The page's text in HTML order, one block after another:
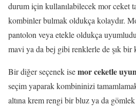
durum için kullanılabilecek mor ceket
kombinler bulmak oldukça kolaydır.
pantolon veya etekle oldukça
mavi ya da bej gibi renklerle de şık
Bir diğer seçenek isemor ceketle
seçim yaparak kombininizi
altına krem rengi bir bluz ya da